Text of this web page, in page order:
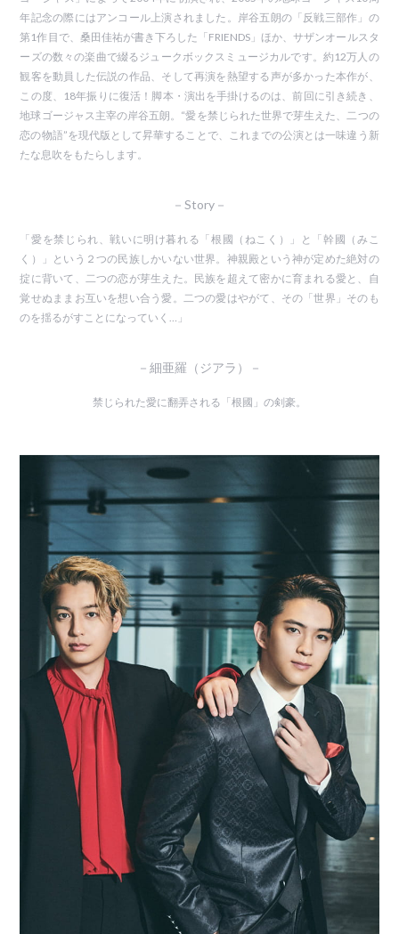
年記念の際にはアンコール上演されました。岸谷五朗の「反戦三部作」の
第1作目で、桑田佳祐が書き下ろした「FRIENDS」ほか、サザンオールスタ
ーズの数々の楽曲で綴るジュークボックスミュージカルです。約12万人の
観客を動員した伝説の作品、そして再演を熱望する声が多かった本作が、
この度、18年振りに復活！脚本・演出を手掛けるのは、前回に引き続き、
地球ゴージャス主宰の岸谷五朗。“愛を禁じられた世界で芽生えた、二つの
恋の物語”を現代版として昇華することで、これまでの公演とは一味違う新
たな息吹をもたらします。
－Story－
「愛を禁じられ、戦いに明け暮れる「根國（ねこく）」と「幹國（みこ
く）」という２つの民族しかいない世界。神親殿という神が定めた絶対の
掟に背いて、二つの恋が芽生えた。民族を超えて密かに育まれる愛と、自
覚せぬままお互いを想い合う愛。二つの愛はやがて、その「世界」そのも
のを揺るがすことになっていく…」
－細亜羅（ジアラ）－
禁じられた愛に翻弄される「根國」の剣豪。